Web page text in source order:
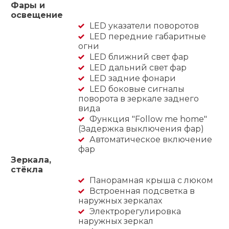
Фары и
освещение
LED указатели поворотов
LED передние габаритные
огни
LED ближний свет фар
LED дальний свет фар
LED задние фонари
LED боковые сигналы
поворота в зеркале заднего
вида
Функция "Follow me home"
(Задержка выключения фар)
Автоматическое включение
фар
Зеркала,
стёкла
Панорамная крыша с люком
Встроенная подсветка в
наружных зеркалах
Электрорегулировка
наружных зеркал